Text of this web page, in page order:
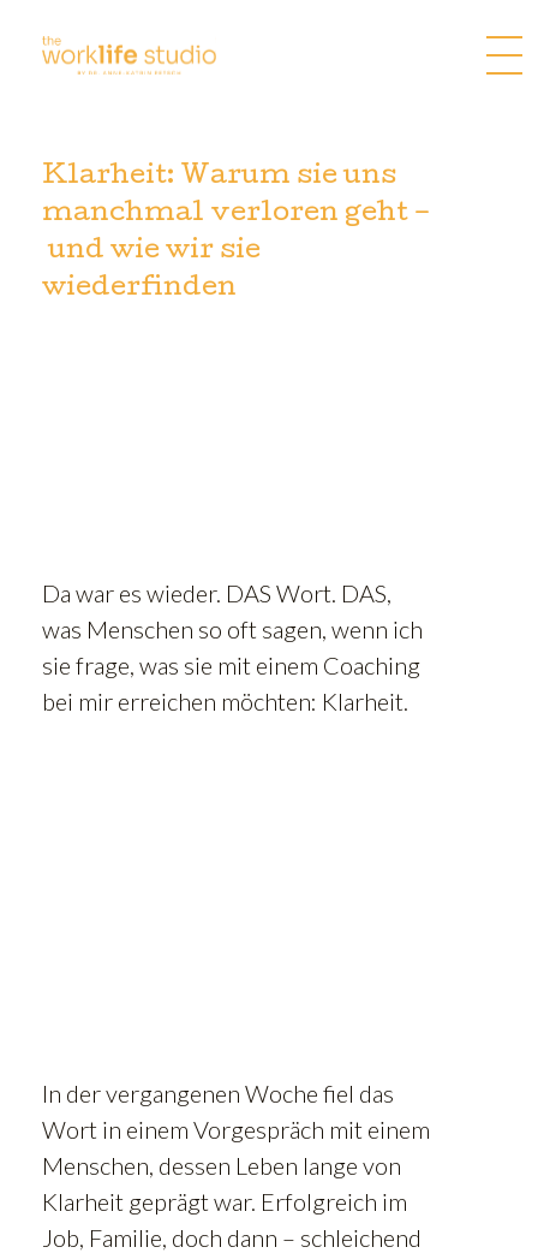
springen
Klarheit: Warum sie uns
manchmal verloren geht –
und wie wir sie
wiederfinden
Da war es wieder. DAS Wort. DAS,
was Menschen so oft sagen, wenn ich
sie frage, was sie mit einem Coaching
bei mir erreichen möchten: Klarheit.
In der vergangenen Woche fiel das
Wort in einem Vorgespräch mit einem
Menschen, dessen Leben lange von
Klarheit geprägt war. Erfolgreich im
Job, Familie, doch dann – schleichend